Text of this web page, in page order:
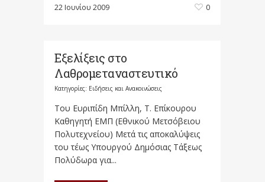
22 Ιουνίου 2009 0
Εξελίξεις στο
Λαθρομεταναστευτικό
Κατηγορίες: Ειδήσεις και Ανακοινώσεις
Toυ Ευριπίδη Μπίλλη, Τ. Επίκουρου
Καθηγητή ΕΜΠ (Εθνικού Μετσόβειου
Πολυτεχνείου) Μετά τις αποκαλύψεις
του τέως Υπουργού Δημόσιας Τάξεως
Πολύδωρα για...